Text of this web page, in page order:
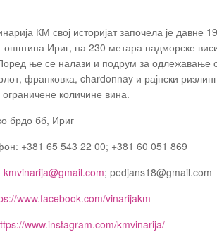
КМ свој историјат започела је
општина Ириг, на 230 метара надморске
ње се налази и подрум за
франковка, chardonnay и рајнски
количине вина.
брдо бб, Ириг
+381 65 543 22 00; +381 60 051 869
kmvinarija@gmail.com; pedjans18@gmail.com
www.facebook.com/vinarijakm
www.instagram.com/kmvinarija/